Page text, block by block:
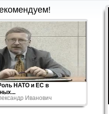
Роль НАТО и ЕС в
Иванович